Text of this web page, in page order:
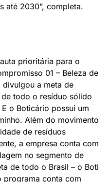
até 2030”, completa.
prioritária para o
01 – Beleza de
divulgou a meta de
todo o resíduo sólido
o Boticário possui um
Além do movimento
de resíduos
a empresa conta com
no segmento de
de todo o Brasil – o Boti
programa conta com